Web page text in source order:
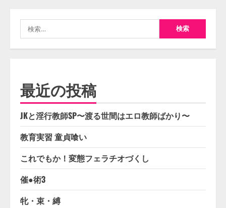
索:
最近の投稿
JKと淫行教師SP〜渡る世間はエロ教師ばかり〜
教育実習 童貞喰い
これでもか！変態フェラチオづくし
催●術3
牝・束・縛